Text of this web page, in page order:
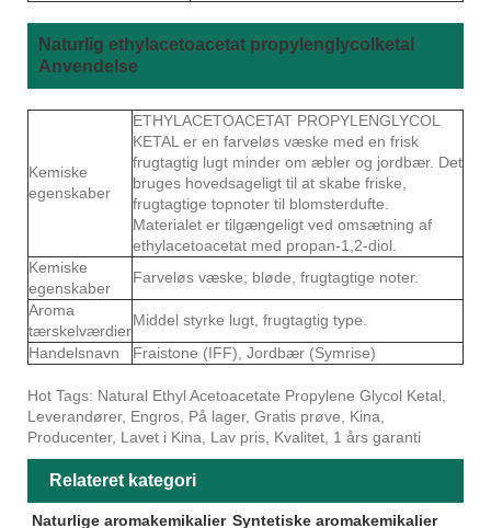
Naturlig ethylacetoacetat propylenglycolketal
Anvendelse
Kemiske
egenskaber
ETHYLACETOACETAT PROPYLENGLYCOL
KETAL er en farveløs væske med en frisk
frugtagtig lugt minder om æbler og jordbær. Det
bruges hovedsageligt til at skabe friske,
frugtagtige topnoter til blomsterdufte.
Materialet er tilgængeligt ved omsætning af
ethylacetoacetat med propan-1,2-diol.
Kemiske
egenskaber
Farveløs væske; bløde, frugtagtige noter.
Aroma
tærskelværdier
Middel styrke lugt, frugtagtig type.
Handelsnavn
Fraistone (IFF), Jordbær (Symrise)
Hot Tags: Natural Ethyl Acetoacetate Propylene Glycol Ketal,
Leverandører, Engros, På lager, Gratis prøve, Kina,
Producenter, Lavet i Kina, Lav pris, Kvalitet, 1 års garanti
Relateret kategori
Naturlige aromakemikalier Syntetiske aromakemikalier